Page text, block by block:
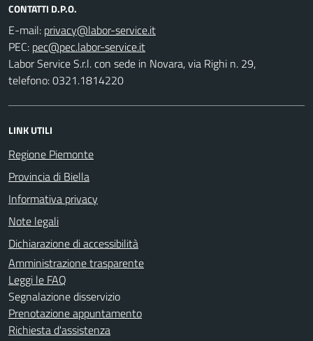
CONTATTI D.P.O.
E-mail:
PEC:
Labor Service S.r.l. con sede in Novara, via Righi n. 29,
telefono: 0321.1814220
LINK UTILI
Regione Piemonte
Provincia di Biella
Informativa privacy
Note legali
Dichiarazione di accessibilità
Amministrazione trasparente
Leggi le FAQ
Segnalazione disservizio
Prenotazione appuntamento
Richiesta d'assistenza